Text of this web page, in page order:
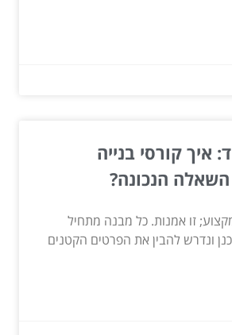
איך קורסי בנייה
הנכונה?
זו אמנות. כל מבנה מתחיל
ונדרש להבין את הפרטים הקטנים